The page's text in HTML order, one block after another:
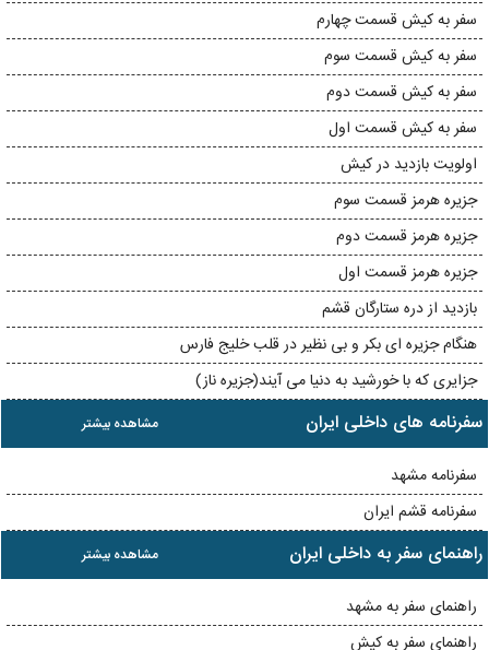
سفر به کیش قسمت چهارم
سفر به کیش قسمت سوم
سفر به کیش قسمت دوم
سفر به کیش قسمت اول
اولویت بازدید در کیش
جزیره هرمز قسمت سوم
جزیره هرمز قسمت دوم
جزیره هرمز قسمت اول
بازدید از دره ستارگان قشم
هنگام جزیره ای بکر و بی نظیر در قلب خلیج فارس
جزایری که با خورشید به دنیا می آیند(جزیره ناز)
مشاهده بیشتر سفرنامه های داخلی ایران
سفرنامه مشهد
سفرنامه قشم ایران
مشاهده بیشتر راهنمای سفر به داخلی ایران
راهنمای سفر به مشهد
راهنمای سفر به کیش